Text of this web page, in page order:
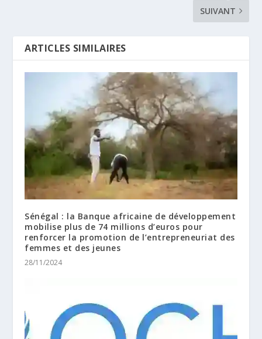
SUIVANT
ARTICLES SIMILAIRES
Sénégal : la Banque africaine de développement
mobilise plus de 74 millions d’euros pour
renforcer la promotion de l’entrepreneuriat des
femmes et des jeunes
28/11/2024